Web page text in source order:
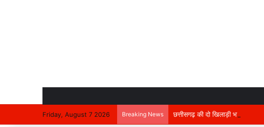
Friday, August 7 2026 Breaking News